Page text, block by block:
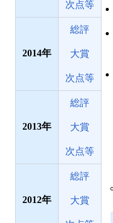
次点等
2014
総評
大賞
次点等
2013
総評
大賞
次点等
2012
総評
大賞